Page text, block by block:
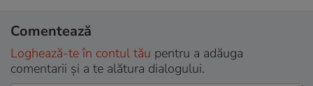
Comentează
Loghează-te în contul tău pentru a adăuga
comentarii și a te alătura dialogului.